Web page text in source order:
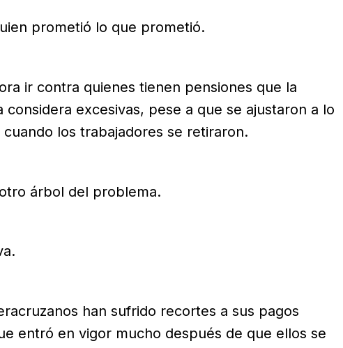
prometió lo que prometió.
ir contra quienes tienen pensiones que la
considera excesivas, pese a que se ajustaron a lo
los trabajadores se retiraron.
árbol del problema.
han sufrido recortes a sus pagos
entró en vigor mucho después de que ellos se